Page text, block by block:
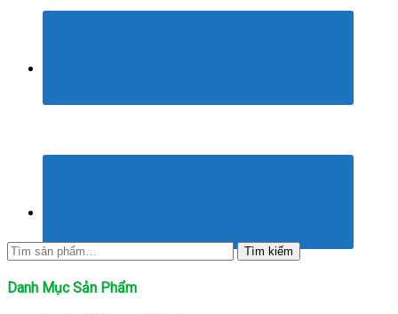
Tìm
kiếm:
Tìm kiếm
Danh Mục Sản Phẩm